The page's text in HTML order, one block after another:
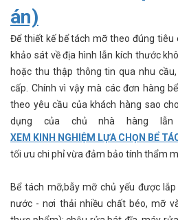
án)
Để thiết kế bể tách mỡ theo đúng tiêu
khảo sát về địa hình lẫn kích thước
hoặc thu thập thông tin qua nhu
cấp. Chính vì vậy mà các đơn hàng
theo yêu cầu của khách hàng sao
dụng của chủ nhà hàng
XEM KINH NGHIỆM LỰA CHỌN BỂ
tối ưu chi phỉ vừa đảm bảo tính thẩm
Bể tách mỡ,bẫy mỡ chủ yếu được
nước - nơi thải nhiều chất béo, mỡ